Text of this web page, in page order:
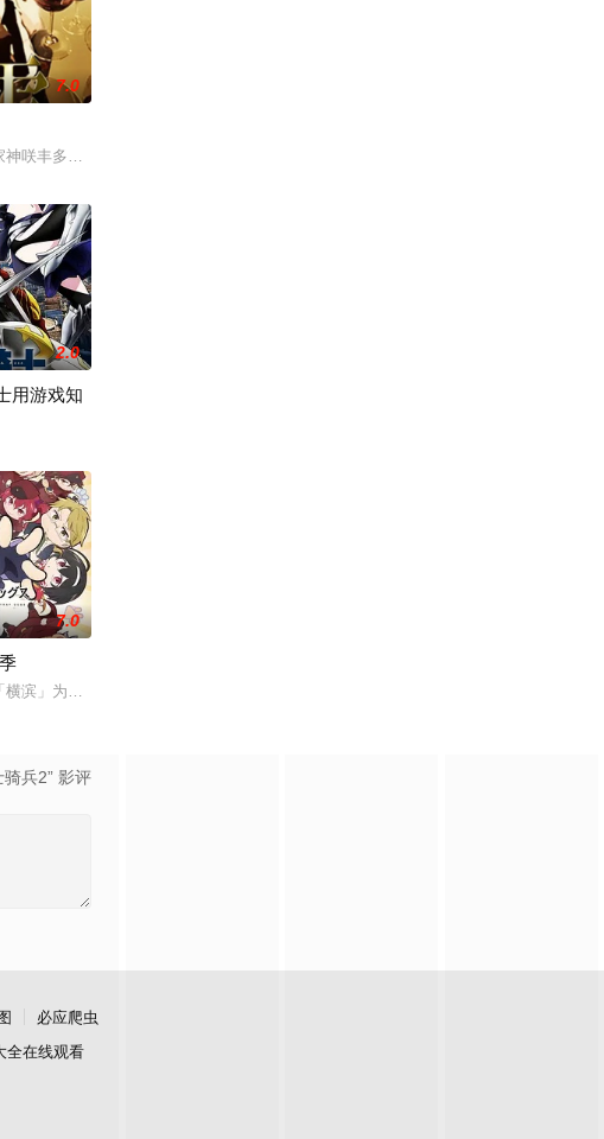
后，手岛指出漫画
「这边交给我，你们先走吧！」， 一个人殿后对抗敌人大军，就在他终于消灭敌人回
7.0
咲丰多香去世以后，留下了价值20亿日圆的丰厚遗产和一封遗书。在遗书中他宣布，
の交流を避けて生きてきた彼女は、とある出会いでクラス
，不是把烟头往窗外乱丢，就是对人乱吐口水，偶尔还会做出一些违法乱纪的事。幸
2.0
用游戏知
为“拉姆斯”的特殊能力。这些特殊能力者由于生存范围
！虽然每个人都拥有耀眼夺目的个性与实力，但现在的她们根本无法进行任何乐团
7.0
滨」为舞台，一众如同疯跑乱咬、四处乱窜的迷途犬们，热热闹闹、鸡飞狗跳的日常
兵2” 影评
必应爬虫
全在线观看